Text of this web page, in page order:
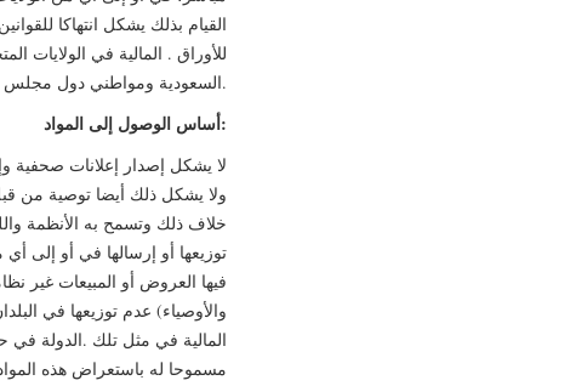
القيام بذلك يشكل انتهاكا
للأوراق . المالية في الولايات
السعودية ومواطني دول مجلس التعاون الخليجي.
أساس الوصول إلى المواد:
لا يشكل إصدار إعلانات صحفية
ولا يشكل ذلك أيضا توصية من
خلاف ذلك وتسمح به الأنظمة
توزيعها أو إرسالها في أو إلى أي
فيها العروض أو المبيعات غير
والأوصياء) عدم توزيعها في
المالية في مثل تلك .الدولة
مسموحا له باستعراض هذه